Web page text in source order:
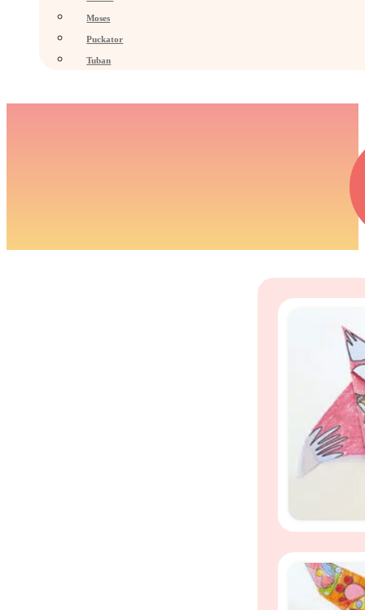
Moses
Puckator
Tuban